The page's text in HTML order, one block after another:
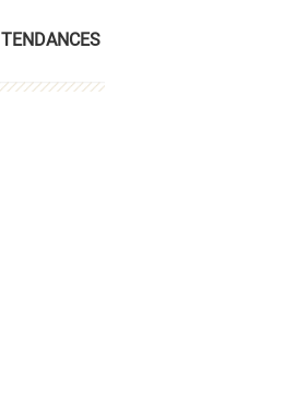
TENDANCES